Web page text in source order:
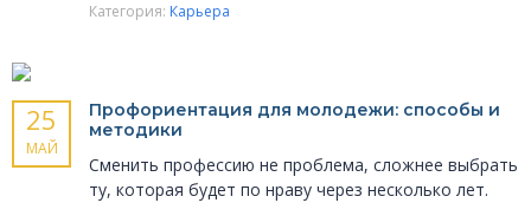
Категория: Карьера
25
МАЙ
Профориентация для молодежи: способы и
методики
Сменить профессию не проблема, сложнее выбрать
ту, которая будет по нраву через несколько лет.